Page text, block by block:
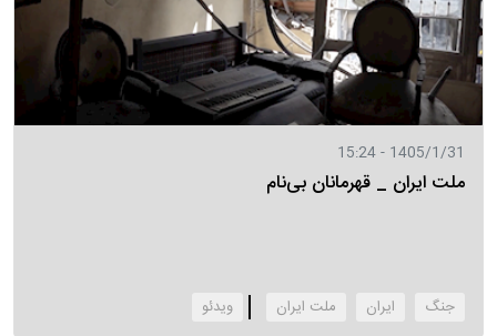
1405/1/31 - 15:24
ملت ایران _ قهرمانان بی‌نام
جنگ ایران ملت ایران ‌ویدئو